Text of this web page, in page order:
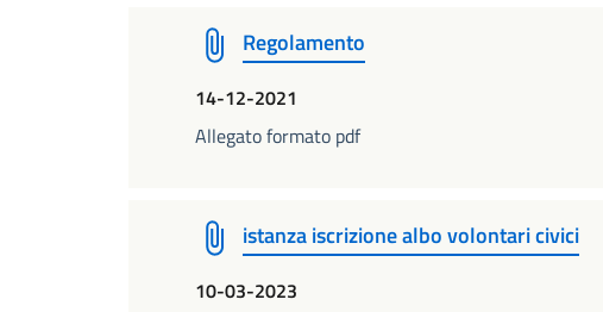
Regolamento
14-12-2021
Allegato formato pdf
istanza iscrizione albo volontari civici
10-03-2023